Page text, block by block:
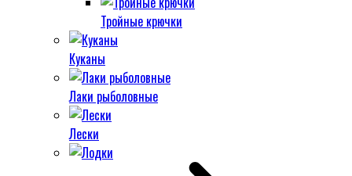
Тройные крючки
Куканы
Лаки рыболовные
Лески